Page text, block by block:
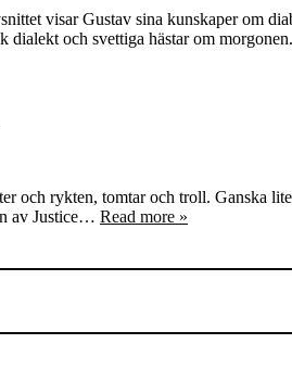
visar Gustav sina kunskaper om
och svettiga hästar om
och rykten, tomtar och troll. Ganska
av Justice… Read more »